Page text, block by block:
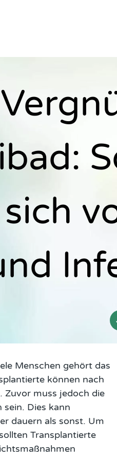
sich
Menschen gehört das
können nach
Zuvor muss jedoch die
Dies kann
dauern als sonst. Um
Transplantierte